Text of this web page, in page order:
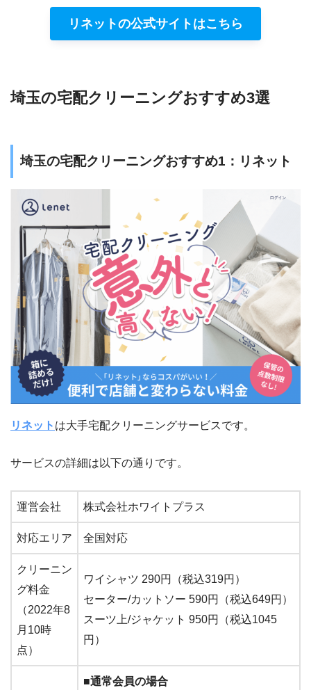
リネットの公式サイトはこちら
埼玉の宅配クリーニングおすすめ3選
埼玉の宅配クリーニングおすすめ1：リネット
リネット は大手宅配クリーニングサービスです。
サービスの詳細は以下の通りです。
運営会社 株式会社ホワイトプラス
対応エリア 全国対応
クリーニン
グ料金
（2022年8
月10時
点）
ワイシャツ 290円（税込319円）
セーター/カットソー 590円（税込649円）
スーツ上/ジャケット 950円（税込1045
円）
■通常会員の場合